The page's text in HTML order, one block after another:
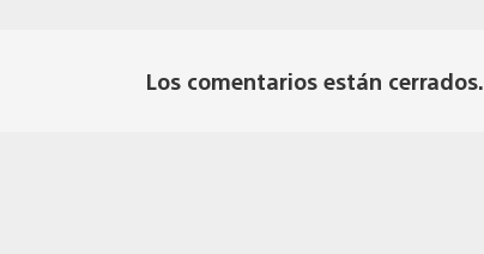
Los comentarios están cerrados.